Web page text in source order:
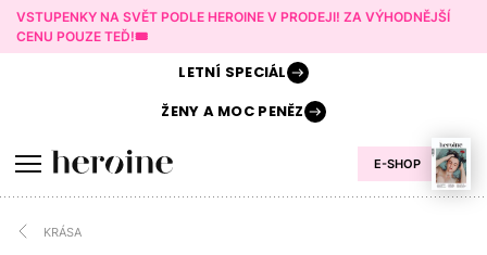
VSTUPENKY NA SVĚT PODLE HEROINE V PRODEJI! ZA VÝHODNĚJŠÍ
CENU POUZE TEĎ!🎟️
E-SHOP
LETNÍ SPECIÁL
ŽENY AMOC PENĚZ
KRÁSA